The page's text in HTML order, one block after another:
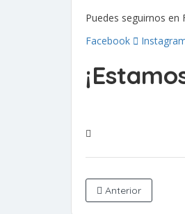
Puedes seguirnos en
Facebook
Anterior